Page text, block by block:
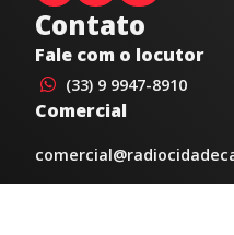
Contato
Fale com o locutor
(33) 9 9947-8910
Comercial